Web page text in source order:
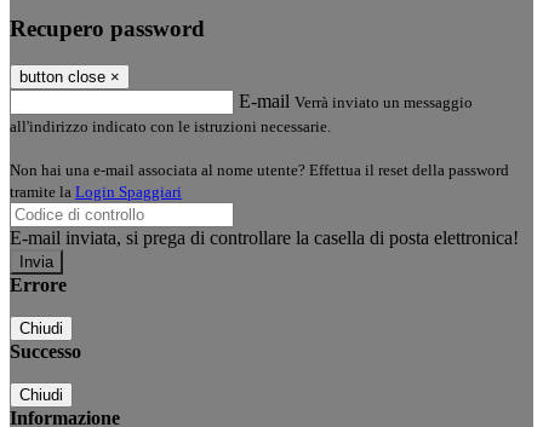
Recupero password
button close ×
E-mail Verrà inviato un messaggio
all'indirizzo indicato con le istruzioni necessarie.
Non hai una e-mail associata al nome utente? Effettua il reset della password
tramite la Login Spaggiari
E-mail inviata, si prega di controllare la casella di posta elettronica!
Errore
Chiudi
Successo
Chiudi
Informazione